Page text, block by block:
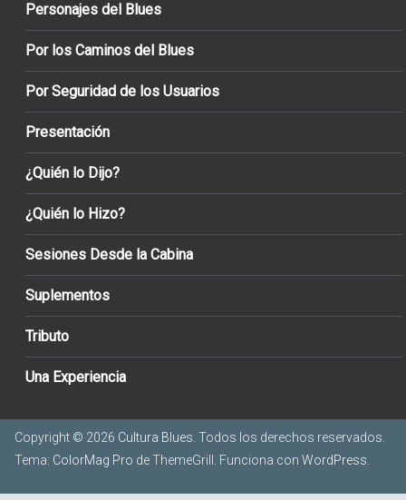
Personajes del Blues
Por los Caminos del Blues
Por Seguridad de los Usuarios
Presentación
¿Quién lo Dijo?
¿Quién lo Hizo?
Sesiones Desde la Cabina
Suplementos
Tributo
Una Experiencia
Copyright © 2026 Cultura Blues . Todos los derechos reservados.
Tema: ColorMag Pro de ThemeGrill. Funciona con WordPress